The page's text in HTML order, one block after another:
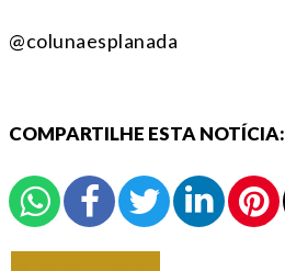
@colunaesplanada
COMPARTILHE ESTA NOTÍCIA: